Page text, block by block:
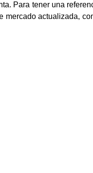
Para tener una
mercado actualizada,